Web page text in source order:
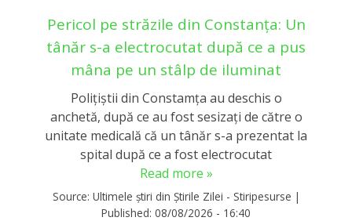
Pericol pe străzile din Constanţa: Un
tânăr s-a electrocutat după ce a pus
mâna pe un stâlp de iluminat
Poliţiştii din Constamţa au deschis o
anchetă, după ce au fost sesizaţi de către o
unitate medicală că un tânăr s-a prezentat la
spital după ce a fost electrocutat
Read more »
Source: Ultimele știri din Știrile Zilei - Stiripesurse |
Published: 08/08/2026 - 16:40